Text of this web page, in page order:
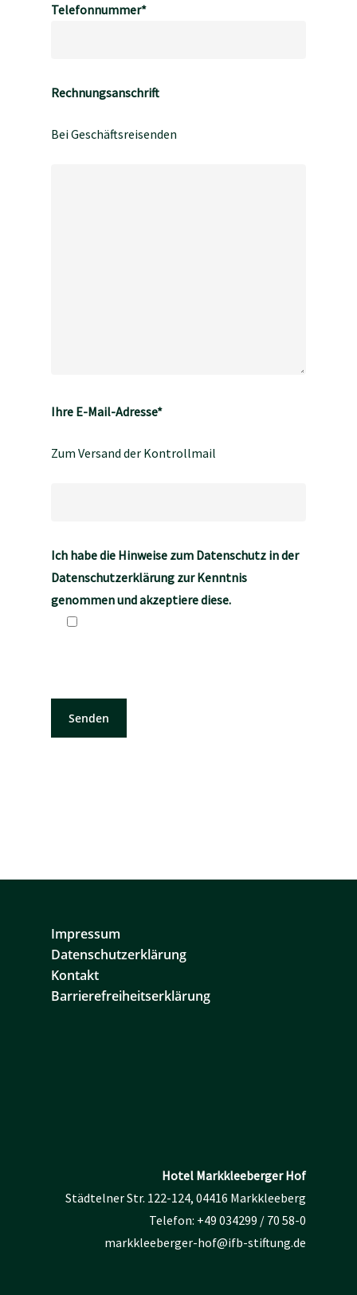
Telefonnummer*
Rechnungsanschrift
Bei Geschäftsreisenden
Ihre E-Mail-Adresse*
Zum Versand der Kontrollmail
Ich habe die Hinweise zum Datenschutz in der
Datenschutzerklärung zur Kenntnis
genommen und akzeptiere diese.
Impressum
Datenschutzerklärung
Kontakt
Barrierefreiheitserklärung
Hotel Markkleeberger Hof
Städtelner Str. 122-124, 04416 Markkleeberg
Telefon: +49 034299 / 70 58-0
markkleeberger-hof@ifb-stiftung.de